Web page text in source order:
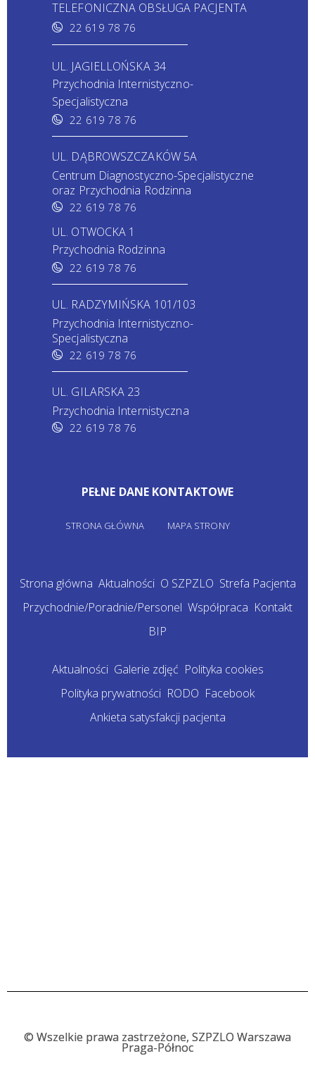
TELEFONICZNA OBSŁUGA PACJENTA
22 619 78 76
UL. JAGIELLOŃSKA 34
Przychodnia Internistyczno-
Specjalistyczna
22 619 78 76
UL. DĄBROWSZCZAKÓW 5A
Centrum Diagnostyczno-Specjalistyczne
oraz Przychodnia Rodzinna
22 619 78 76
UL. OTWOCKA 1
Przychodnia Rodzinna
22 619 78 76
UL. RADZYMIŃSKA 101/103
Przychodnia Internistyczno-
Specjalistyczna
22 619 78 76
UL. GILARSKA 23
Przychodnia Internistyczna
22 619 78 76
PEŁNE DANE KONTAKTOWE
STRONA GŁÓWNA MAPA STRONY
Strona główna Aktualności O SZPZLO Strefa Pacjenta
Przychodnie/Poradnie/Personel Współpraca Kontakt
BIP
Aktualności Galerie zdjęć Polityka cookies
Polityka prywatności RODO Facebook
Ankieta satysfakcji pacjenta
© Wszelkie prawa zastrzeżone, SZPZLO Warszawa
Praga-Północ